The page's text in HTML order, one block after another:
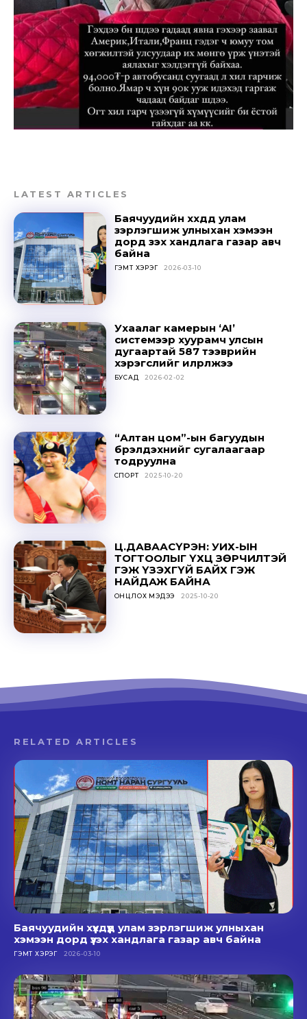
Sing up for our newsletter
to stay in the loop.
SUBSCRIBE
LATEST ARTICLES
Баячуудийн хүүхдүүд улам
зэрлэгшиж улныхан хэмээн
дорд үзэх хандлага газар авч
байна
ГЭМТ ХЭРЭГ 2026-03-10
Ухаалаг камерын ‘AI’
системээр хуурамч улсын
дугаартай 587 тээврийн
хэрэгслийг илрүүлжээ
БУСАД 2026-02-02
“Алтан цом”-ын багуудын
бүрэлдэхүүнийг сугалаагаар
тодруулна
СПОРТ 2025-10-20
Ц.ДАВААСҮРЭН: УИХ-ЫН
ТОГТООЛЫГ ҮХЦ ЗӨРЧИЛТЭЙ
ГЭЖ ҮЗЭХГҮЙ БАЙХ ГЭЖ
НАЙДАЖ БАЙНА
ОНЦЛОХ МЭДЭЭ 2025-10-20
RELATED ARTICLES
Баячуудийн хүүхдүүд улам зэрлэгшиж улныхан
хэмээн дорд үзэх хандлага газар авч байна
ГЭМТ ХЭРЭГ 2026-03-10